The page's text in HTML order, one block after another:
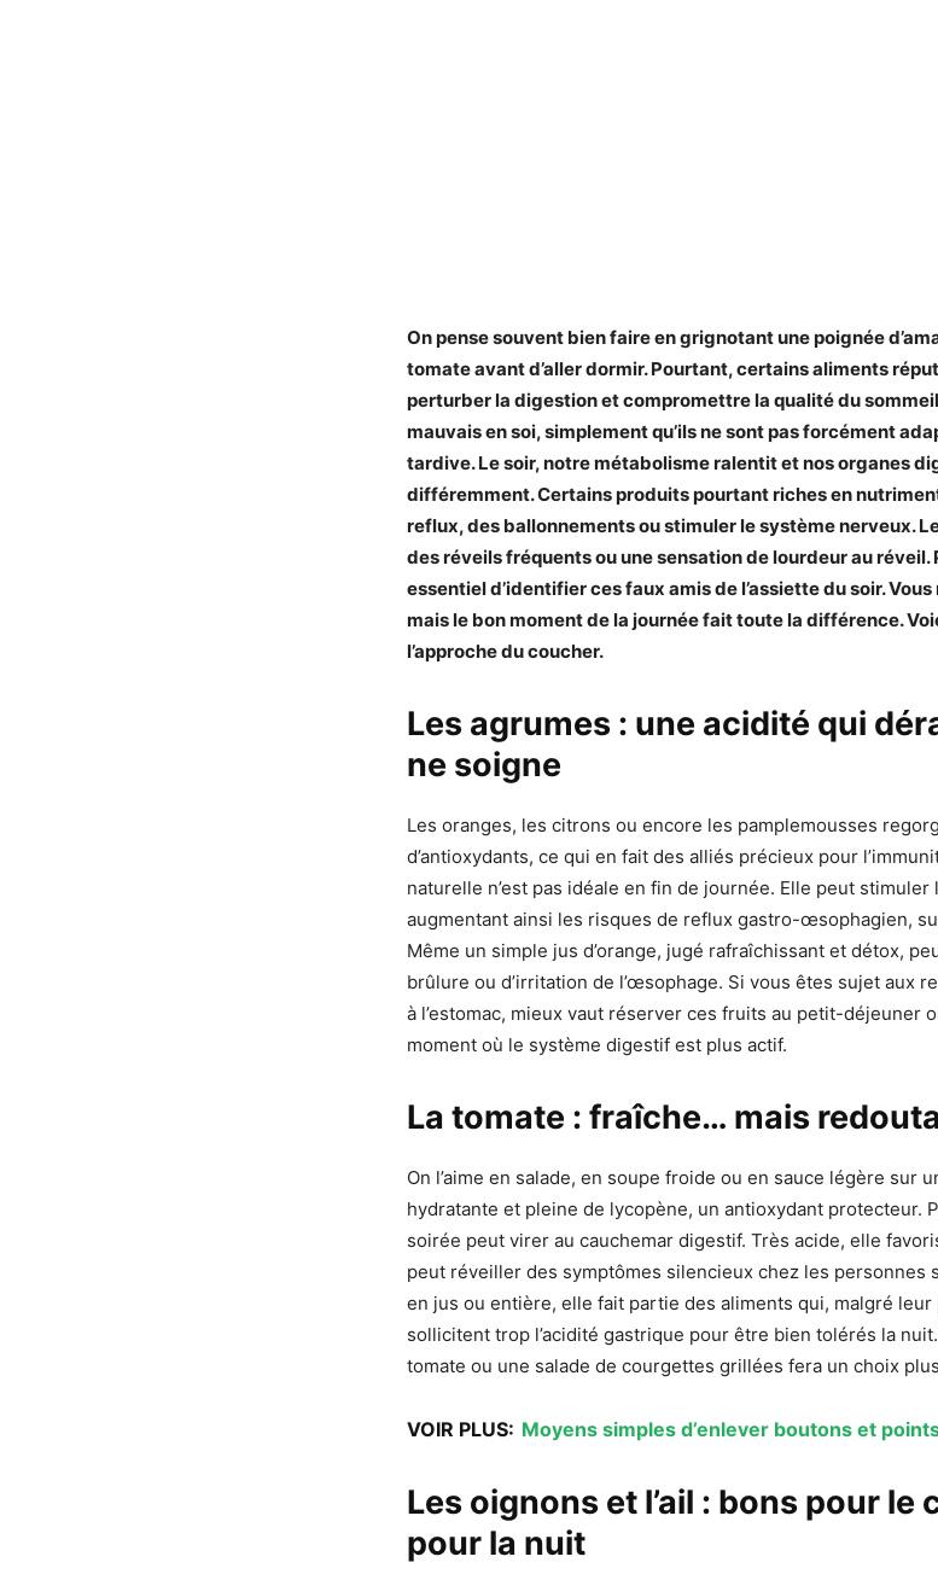
On pense souvent bien faire en grignotant une poignée
tomate avant d’aller dormir. Pourtant, certains aliments
perturber la digestion et compromettre la qualité du
mauvais en soi, simplement qu’ils ne sont pas forcément
tardive. Le soir, notre métabolisme ralentit et nos organes
différemment. Certains produits pourtant riches en
reflux, des ballonnements ou stimuler le système nerveux.
des réveils fréquents ou une sensation de lourdeur au réveil.
essentiel d’identifier ces faux amis de l’assiette du soir.
mais le bon moment de la journée fait toute la différence.
l’approche du coucher.
Les agrumes : une acidité qui
ne soigne
Les oranges, les citrons ou encore les pamplemousses
d’antioxydants, ce qui en fait des alliés précieux pour
naturelle n’est pas idéale en fin de journée. Elle peut stimuler
augmentant ainsi les risques de reflux gastro-œsophagien,
Même un simple jus d’orange, jugé rafraîchissant et détox,
brûlure ou d’irritation de l’œsophage. Si vous êtes sujet aux
à l’estomac, mieux vaut réserver ces fruits au petit-déjeuner
moment où le système digestif est plus actif.
La tomate : fraîche… mais
On l’aime en salade, en soupe froide ou en sauce légère sur
hydratante et pleine de lycopène, un antioxydant protecteur.
soirée peut virer au cauchemar digestif. Très acide, elle
peut réveiller des symptômes silencieux chez les personnes
en jus ou entière, elle fait partie des aliments qui, malgré
sollicitent trop l’acidité gastrique pour être bien tolérés la
tomate ou une salade de courgettes grillées fera un choix
VOIR PLUS: Moyens simples d’enlever boutons et
Les oignons et l’ail : bons pour
pour la nuit